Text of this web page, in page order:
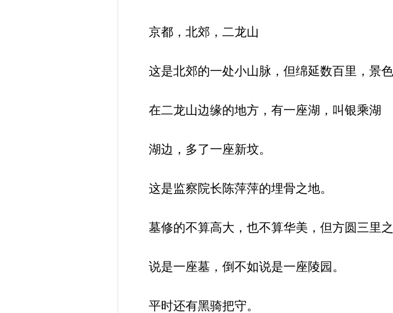
京都，北郊，二龙山
这是北郊的一处小山脉，但绵延数百里，景色
在二龙山边缘的地方，有一座湖，叫银乘湖
湖边，多了一座新坟。
这是监察院长陈萍萍的埋骨之地。
墓修的不算高大，也不算华美，但方圆三里之
说是一座墓，倒不如说是一座陵园。
平时还有黑骑把守。